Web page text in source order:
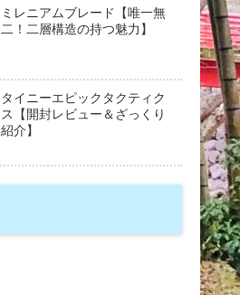
ミレニアムブレード【唯一無
二！二層構造の持つ魅力】
タイニーエピックタクティク
ス【開封レビュー＆ざっくり
紹介】